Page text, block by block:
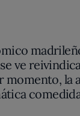
ve
la